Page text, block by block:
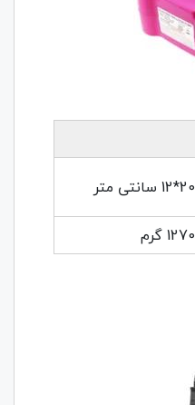
20*12 سانتی متر
1270 گرم